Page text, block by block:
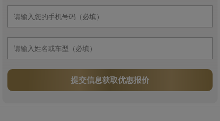
提交信息获取优惠报价